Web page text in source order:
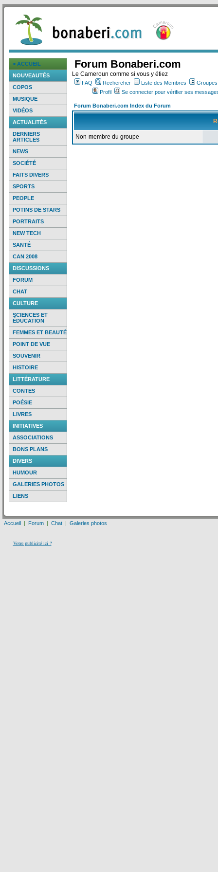
> ACCUEIL
NOUVEAUTÉS
COPOS
MUSIQUE
VIDÉOS
ACTUALITÉS
DERNIERS
ARTICLES
NEWS
SOCIÉTÉ
FAITS DIVERS
SPORTS
PEOPLE
POTINS DE STARS
PORTRAITS
NEW TECH
SANTÉ
CAN 2008
DISCUSSIONS
FORUM
CHAT
CULTURE
SCIENCES ET
ÉDUCATION
FEMMES ET BEAUTÉ
POINT DE VUE
SOUVENIR
HISTOIRE
LITTÉRATURE
CONTES
POÉSIE
LIVRES
INITIATIVES
ASSOCIATIONS
BONS PLANS
DIVERS
HUMOUR
GALERIES PHOTOS
LIENS
Forum Bonaberi.com
Le Cameroun comme si vous y étiez
FAQ Rechercher Liste des Membres
Profil
Se connecter pour vérifier ses
Forum Bonaberi.com Index du Forum
Non-membre du groupe
Accueil | Forum | Chat | Galeries photos
Votre publicité ici ?